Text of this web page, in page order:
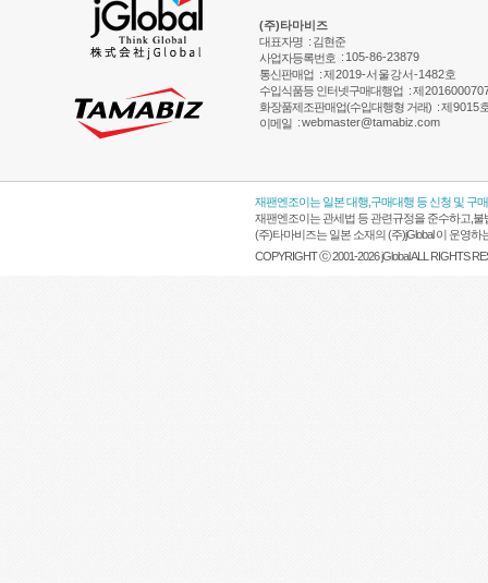
(주)타마비즈
대표자명 : 김현준
사업자등록번호 : 105-86-23879
통신판매업 :제2019-서울강서-1482호
수입식품등 인터넷구매대행업 :제
화장품제조판매업(수입대행형 거래) :제9015
이메일 :webmaster@tamabiz.com
재팬엔조이는 일본 대행,구매대행 등 신청 및 구
재팬엔조이는 관세법 등 관련규정을 준수하고,
(주)타마비즈는 일본 소재의 (주)jGlobal 이 운영
COPYRIGHT ⓒ 2001-2026 jGlobal ALL RIGHTS